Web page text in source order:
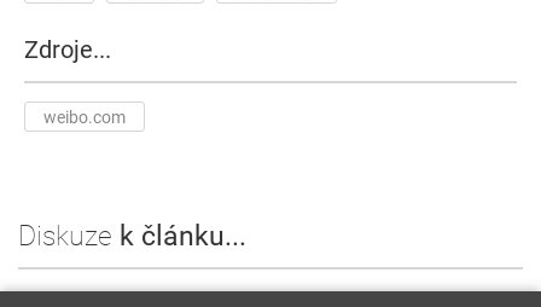
Zdroje...
weibo.com
Diskuze k článku...